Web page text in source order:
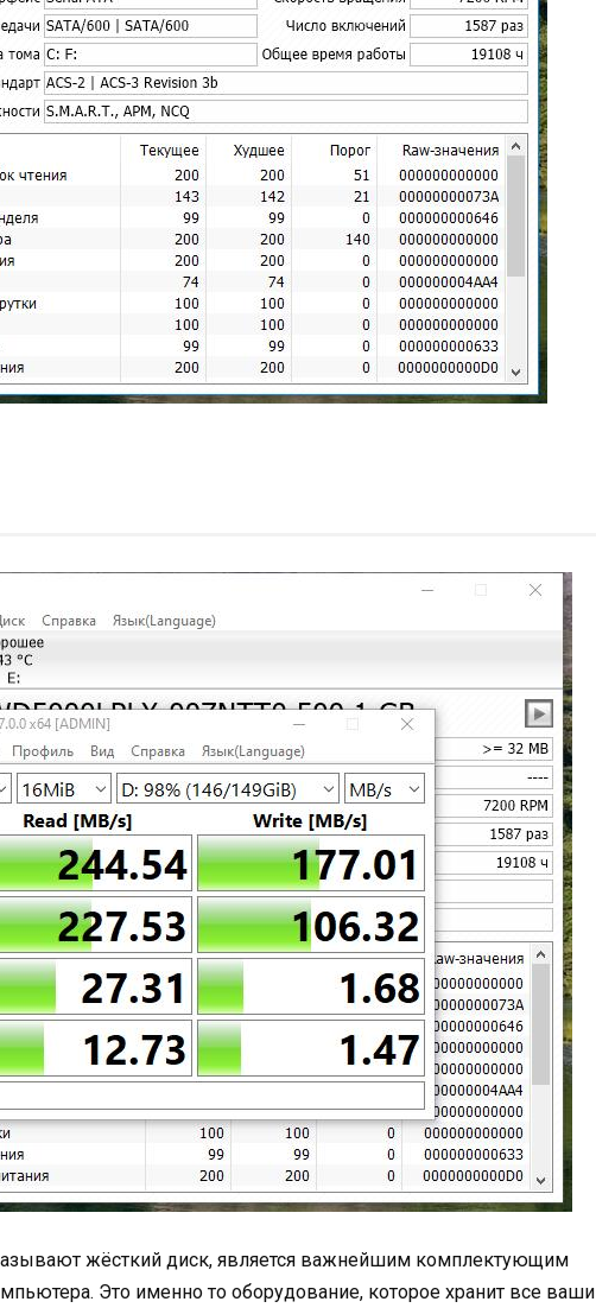
жёсткий диск, является важнейшим комплектующим
Это именно то оборудование, которое хранит все ваши